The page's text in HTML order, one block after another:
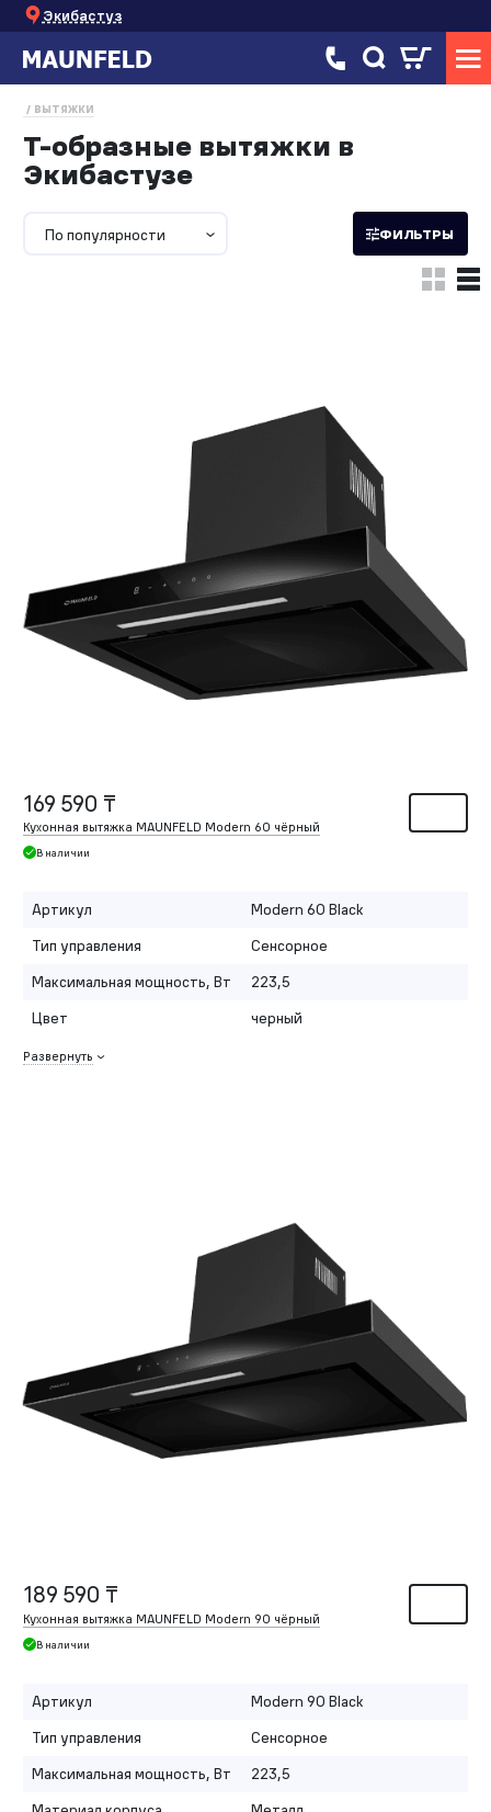
Экибастуз
ВЫТЯЖКИ
Т-образные вытяжки в
Экибастузе
По популярности ФИЛЬТРЫ
169 590 ₸
Кухонная вытяжка MAUNFELD Modern 60 чёрный
В наличии
Артикул
Modern 60 Black
Тип управления
Сенсорное
Максимальная мощность, Вт
223,5
Цвет
черный
Развернуть
189 590 ₸
Кухонная вытяжка MAUNFELD Modern 90 чёрный
В наличии
Артикул
Modern 90 Black
Тип управления
Сенсорное
Максимальная мощность, Вт
223,5